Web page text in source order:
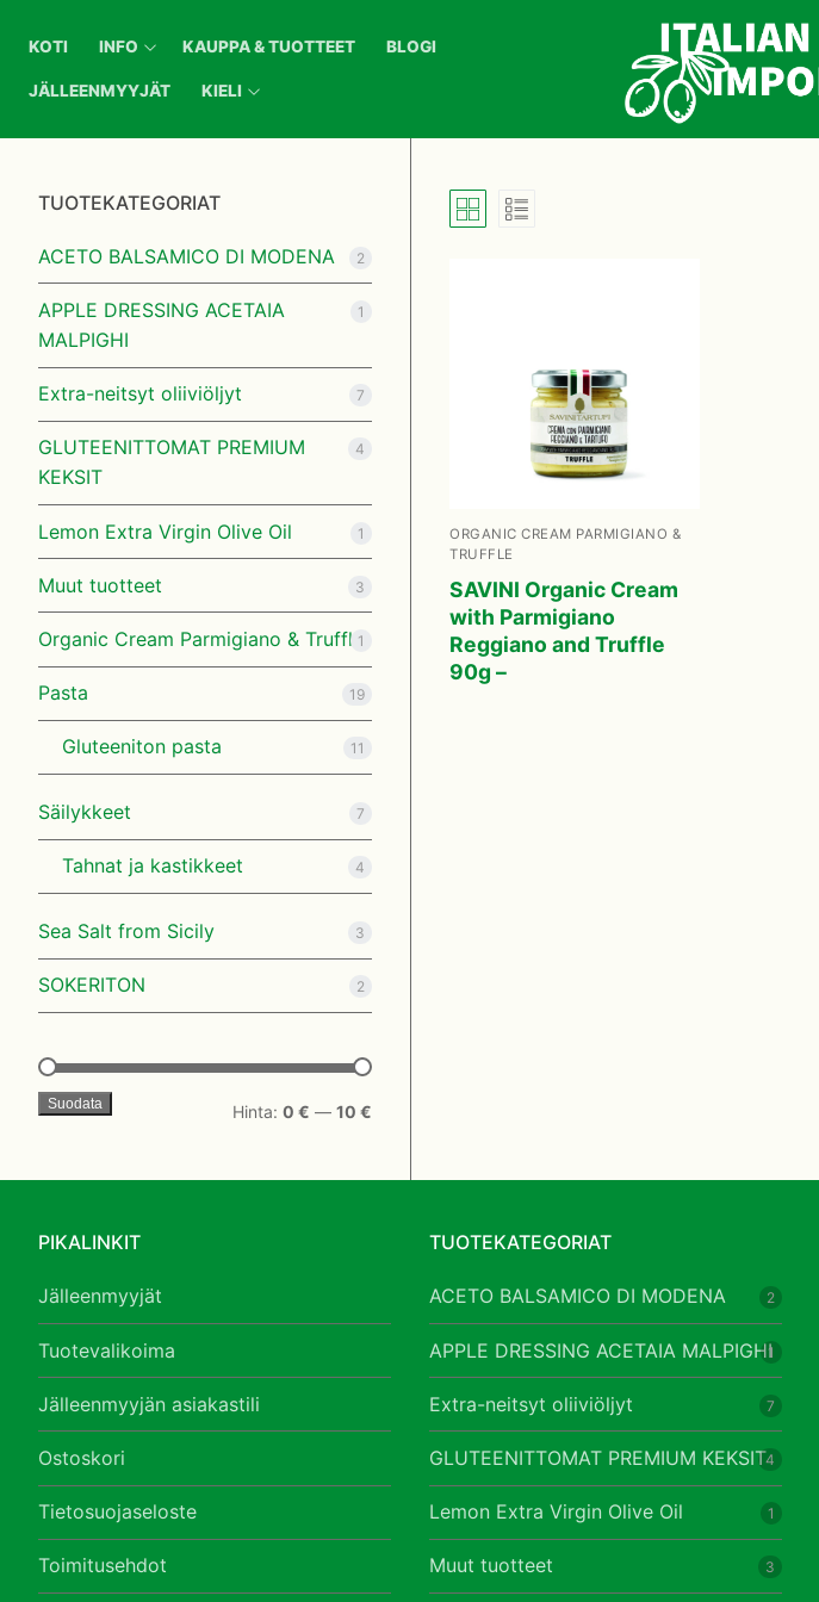
sisältöön
KOTI INFO KAUPPA & TUOTTEET BLOGI
JÄLLEENMYYJÄT KIELI
Ostaminen ja toimitukset
Jälleenmyyjän tili
Suomi
Svenska
English
ORGANIC CREAM PARMIGIANO &
TRUFFLE
SAVINI Organic Cream
with Parmigiano
Reggiano and Truffle
90g –
TUOTEKATEGORIAT
ACETO BALSAMICO DI MODENA 2
APPLE DRESSING ACETAIA
MALPIGHI
1
Extra-neitsyt oliiviöljyt 7
GLUTEENITTOMAT PREMIUM
KEKSIT
4
Lemon Extra Virgin Olive Oil 1
Muut tuotteet 3
Organic Cream Parmigiano & Truffle1
Pasta 19
Gluteeniton pasta 11
Säilykkeet 7
Tahnat ja kastikkeet 4
Sea Salt from Sicily 3
SOKERITON 2
Suodata Hinta: 0 € — 10 €
PIKALINKIT
Jälleenmyyjät
Tuotevalikoima
Jälleenmyyjän asiakastili
Ostoskori
Tietosuojaseloste
Toimitusehdot
TUOTEKATEGORIAT
ACETO BALSAMICO DI MODENA 2
APPLE DRESSING ACETAIA MALPIGHI1
Extra-neitsyt oliiviöljyt 7
GLUTEENITTOMAT PREMIUM KEKSIT4
Lemon Extra Virgin Olive Oil 1
Muut tuotteet 3